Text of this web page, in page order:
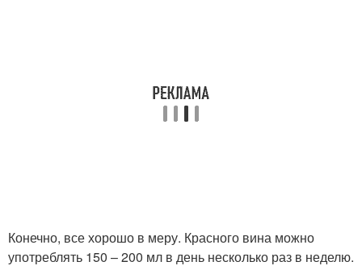
Конечно, все хорошо в меру. Красного вина можно
употреблять 150 – 200 мл в день несколько раз в неделю.